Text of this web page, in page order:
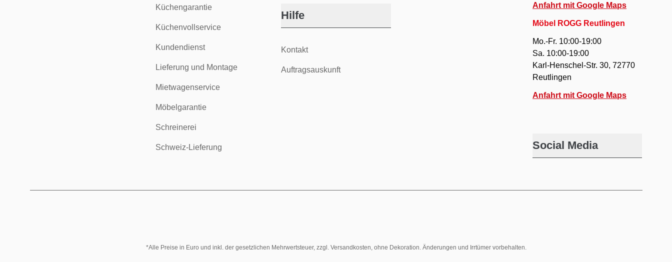
Küchengarantie
Küchenvollservice
Kundendienst
Lieferung und Montage
Mietwagenservice
Möbelgarantie
Schreinerei
Schweiz-Lieferung
Hilfe
Kontakt
Auftragsauskunft
Anfahrt mit Google Maps
Möbel ROGG Reutlingen
Mo.-Fr. 10:00-19:00
Sa. 10:00-19:00
Karl-Henschel-Str. 30, 72770
Reutlingen
Anfahrt mit Google Maps
Social Media
*Alle Preise in Euro und inkl. der gesetzlichen Mehrwertsteuer, zzgl. Versandkosten, ohne Dekoration. Änderungen und Irrtümer vorbehalten.